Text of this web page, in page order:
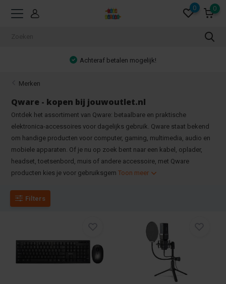
0 0
Achteraf betalen mogelijk!
Merken
Qware - kopen bij jouwoutlet.nl
Ontdek het assortiment van Qware: betaalbare en praktische
elektronica-accessoires voor dagelijks gebruik. Qware staat bekend
om handige producten voor computer, gaming, multimedia, audio en
mobiele apparaten. Of je nu op zoek bent naar een kabel, oplader,
headset, toetsenbord, muis of andere accessoire, met Qware
producten kies je voor gebruiksgemToon meer
Filters